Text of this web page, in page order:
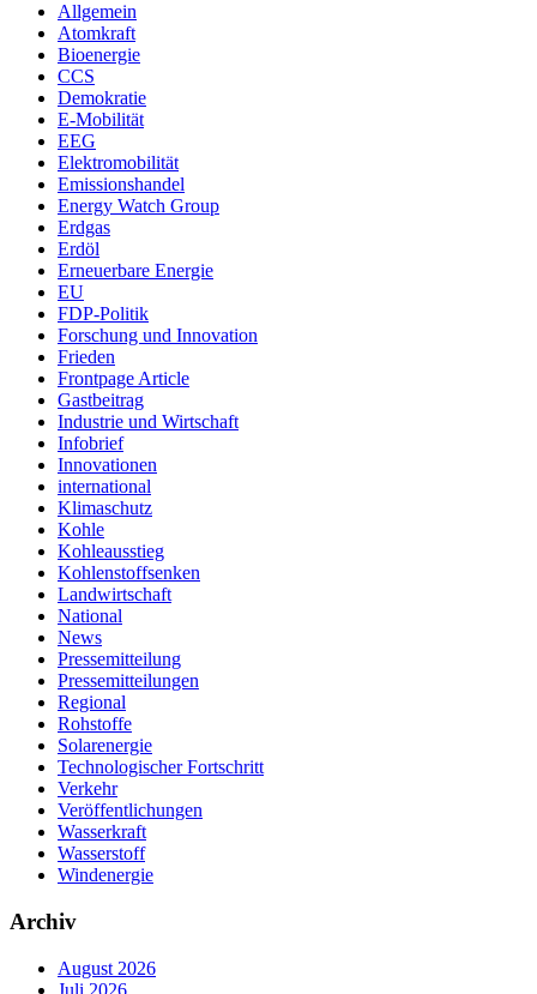
Allgemein
Atomkraft
Bioenergie
CCS
Demokratie
E-Mobilität
EEG
Elektromobilität
Emissionshandel
Energy Watch Group
Erdgas
Erdöl
Erneuerbare Energie
EU
FDP-Politik
Forschung und Innovation
Frieden
Frontpage Article
Gastbeitrag
Industrie und Wirtschaft
Infobrief
Innovationen
international
Klimaschutz
Kohle
Kohleausstieg
Kohlenstoffsenken
Landwirtschaft
National
News
Pressemitteilung
Pressemitteilungen
Regional
Rohstoffe
Solarenergie
Technologischer Fortschritt
Verkehr
Veröffentlichungen
Wasserkraft
Wasserstoff
Windenergie
Archiv
August 2026
Juli 2026